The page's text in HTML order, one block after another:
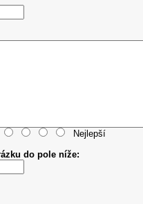
Nejlepší
do pole níže: